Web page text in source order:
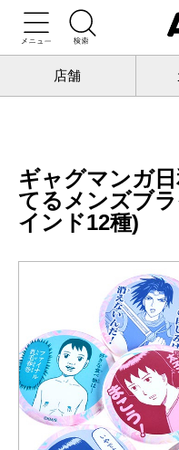
店舗
トップ
増田こうすけ劇場
グッズ
ギャグマンガ日和25周年記念展
ンド12種)
ギャグマンガ
てるメンズブ
インド12種)